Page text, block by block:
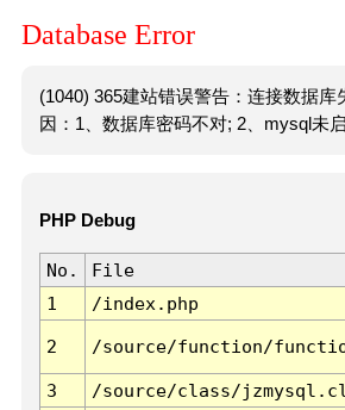
Database Error
(1040) 365建站错误警告：连接数据库
因：1、数据库密码不对; 2、mysql未启
PHP Debug
No. File
1
/index.php
2 /source/function/
3 /source/class/